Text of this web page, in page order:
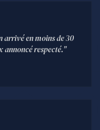
arrivé en moins de 30
annoncé respecté."